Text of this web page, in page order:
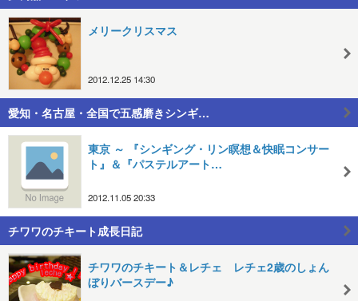
メリークリスマス
2012.12.25 14:30
愛知・名古屋・全国で五感磨きシンギ…
東京 ～ 『シンギング・リン瞑想＆快眠コンサー
ト』＆『パステルアート…
2012.11.05 20:33
チワワのチキート成長日記
チワワのチキート＆レチェ レチェ2歳のしょん
ぼりバースデー♪